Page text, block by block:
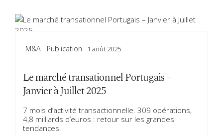
M&a Publication 1 août 2025
Le marché transationnel Portugais –
Janvier à Juillet 2025
7 mois d’activité transactionnelle. 309 opérations,
4,8 milliards d’euros : retour sur les grandes
tendances.